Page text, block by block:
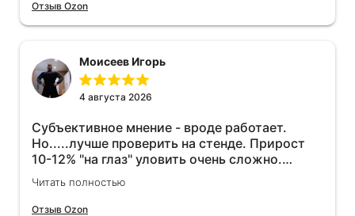
Отзыв Ozon
Моисеев Игорь
4 августа 2026
Субъективное мнение - вроде работает.
Но.....лучше проверить на стенде. Прирост
10-12% "на глаз" уловить очень сложно.
Покатаюсь, потом отключу и посмотрю, что
будет 😁.
Читать полностью
Отзыв Ozon